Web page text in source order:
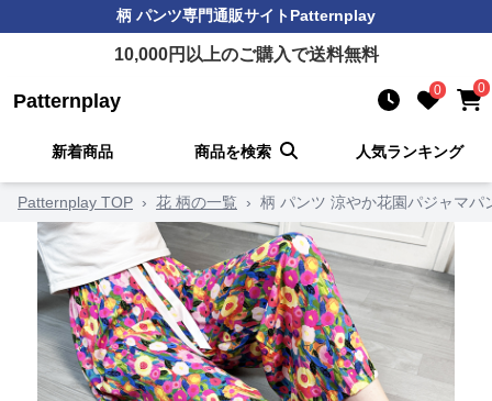
柄 パンツ専門通販サイトPatternplay
10,000円以上のご購入で送料無料
Patternplay 0 0
新着商品 商品を検索 人気ランキング
Patternplay TOP › 花 柄の一覧 › 柄 パンツ 涼やか花園パジャマパ